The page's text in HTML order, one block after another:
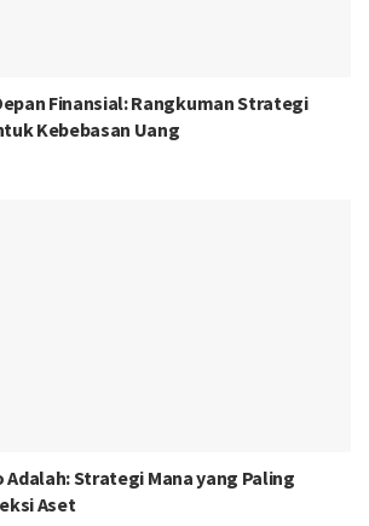
Finansial: Rangkuman Strategi
Kebebasan Uang
Strategi Mana yang Paling
Aset